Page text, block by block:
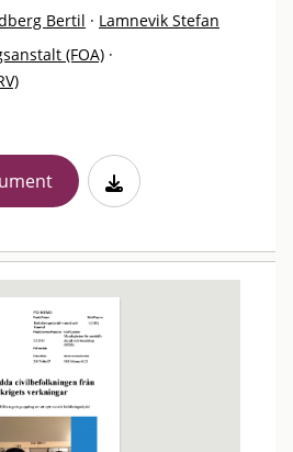
Bertil · Lamnevik Stefan
(FOA) ·